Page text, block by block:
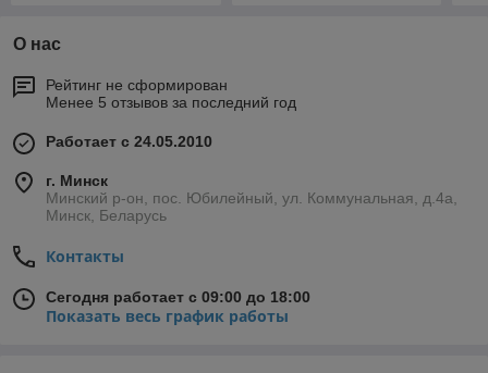
О нас
Рейтинг не сформирован
Менее 5 отзывов за последний год
Работает с 24.05.2010
г. Минск
Минский р-он, пос. Юбилейный, ул. Коммунальная, д.4а,
Минск, Беларусь
Контакты
Сегодня работает с 09:00 до 18:00
Показать весь график работы